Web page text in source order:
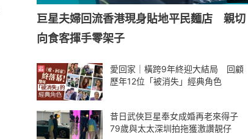
巨星夫婦回流香港現身貼地平民麵店 親切
向食客揮手零架子
愛回家｜橫跨9年終迎大結局 回顧
歷年12位「被消失」經典角色
昔日武俠巨星奉女成婚再老來得子
79歲與太太深圳拍拖獲激讚靚仔